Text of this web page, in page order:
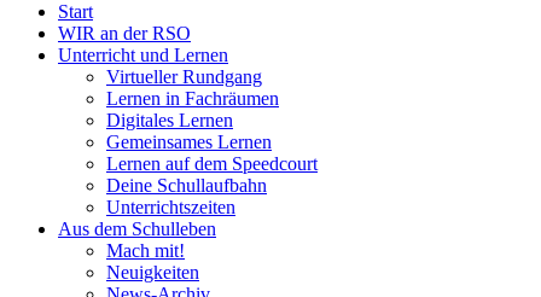
Start
WIR an der RSO
Unterricht und Lernen
Virtueller Rundgang
Lernen in Fachräumen
Digitales Lernen
Gemeinsames Lernen
Lernen auf dem Speedcourt
Deine Schullaufbahn
Unterrichtszeiten
Aus dem Schulleben
Mach mit!
Neuigkeiten